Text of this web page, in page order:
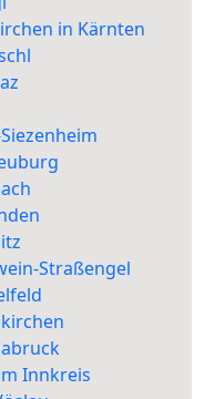
in Kärnten
Straßengel
Innkreis